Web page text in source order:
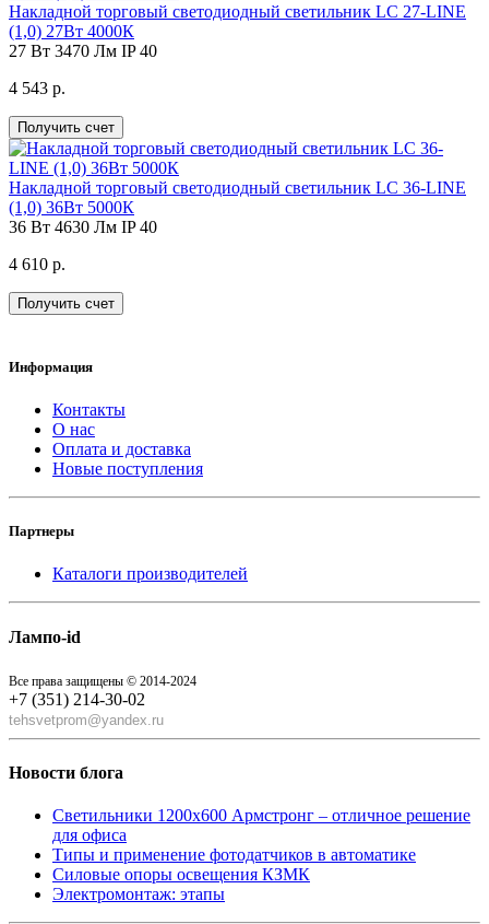
Накладной торговый светодиодный светильник LC 27-LINE
(1,0) 27Вт 4000К
27 Вт 3470 Лм IP 40
4 543 р.
Получить счет
Накладной торговый светодиодный светильник LC 36-LINE
(1,0) 36Вт 5000К
36 Вт 4630 Лм IP 40
4 610 р.
Получить счет
Информация
Контакты
О нас
Оплата и доставка
Новые поступления
Партнеры
Каталоги производителей
Лампо-id
Все права защищены © 2014-2024
+7 (351) 214-30-02
tehsvetprom@yandex.ru
Новости блога
Светильники 1200x600 Армстронг – отличное решение
для офиса
Типы и применение фотодатчиков в автоматике
Силовые опоры освещения КЗМК
Электромонтаж: этапы